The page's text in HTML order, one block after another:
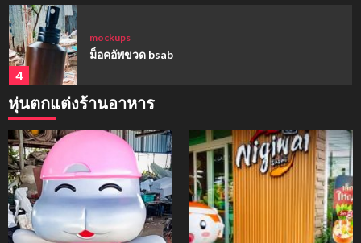
4
mockups
ม็อคอัพขวด bsab
5
ม็อคอัพน้ำมันวังว่าน
mockups
hi-q
หุ่นตกแต่งร้านอาหาร